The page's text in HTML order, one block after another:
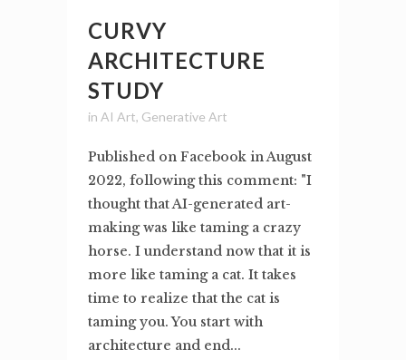
CURVY
ARCHITECTURE
STUDY
in AI Art, Generative Art
Published on Facebook in August
2022, following this comment: "I
thought that AI-generated art-
making was like taming a crazy
horse. I understand now that it is
more like taming a cat. It takes
time to realize that the cat is
taming you. You start with
architecture and end...